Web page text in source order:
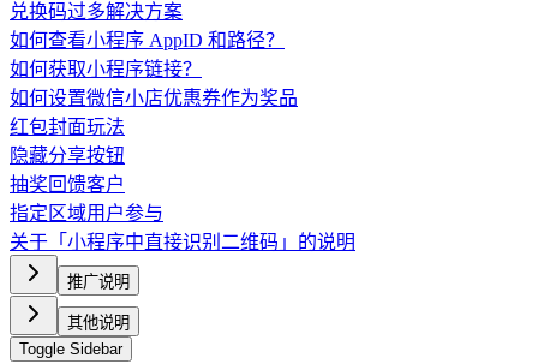
兑换码过多解决方案
如何查看小程序 AppID 和路径？
如何获取小程序链接？
如何设置微信小店优惠券作为奖品
红包封面玩法
隐藏分享按钮
抽奖回馈客户
指定区域用户参与
关于「小程序中直接识别二维码」的说明
推广说明
其他说明
Toggle Sidebar